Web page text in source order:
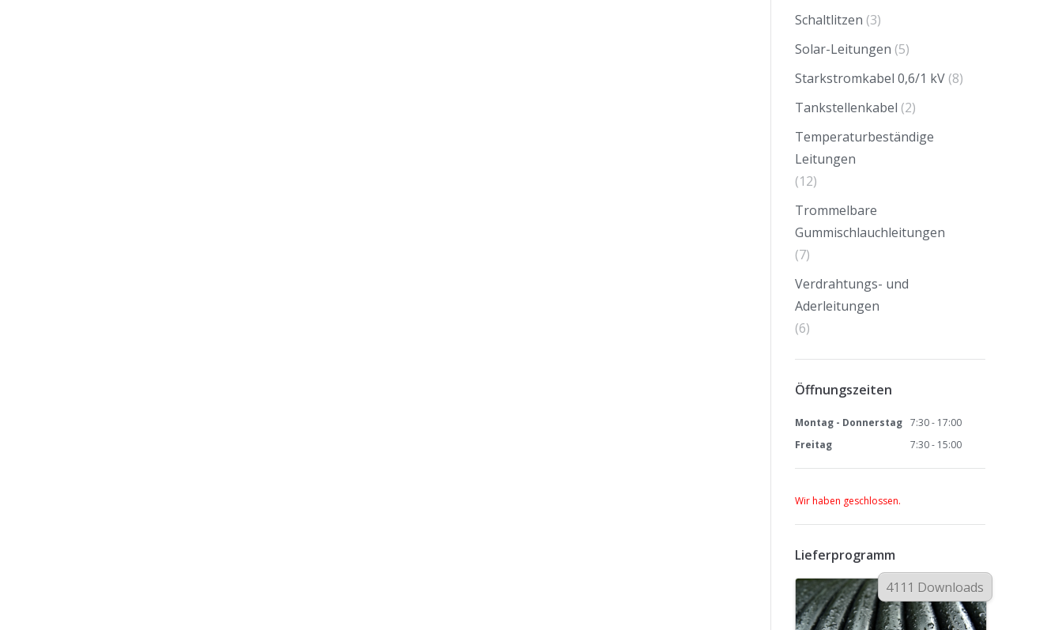
Schaltlitzen (3)
Solar-Leitungen (5)
Starkstromkabel 0,6/1 kV (8)
Tankstellenkabel (2)
Temperaturbeständige
Leitungen
(12)
Trommelbare
Gummischlauchleitungen
(7)
Verdrahtungs- und
Aderleitungen
(6)
Öffnungszeiten
Montag - Donnerstag
7:30 - 17:00
Freitag
7:30 - 15:00
Wir haben geschlossen.
Lieferprogramm
4111 Downloads